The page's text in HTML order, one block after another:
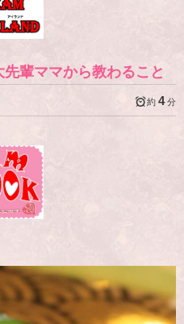
輩ママから教わること
約 4分